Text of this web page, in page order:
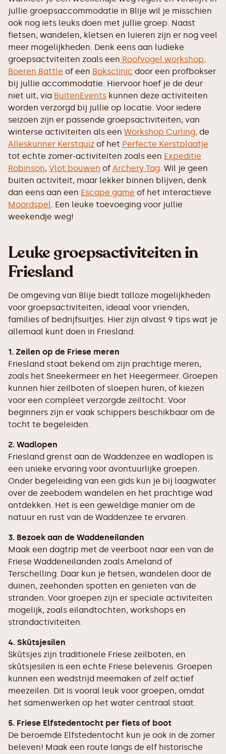
jullie groepsaccommodatie in Blije wil je misschien
ook nog iets leuks doen met jullie groep. Naast
fietsen, wandelen, kletsen en luieren zijn er nog veel
meer mogelijkheden. Denk eens aan ludieke
groepsactviteiten zoals een Roofvogel workshop,
Boeren Battle of een Boksclinic door een profbokser
bij jullie accommodatie. Hiervoor hoef je de deur
niet uit, via BuitenEvents kunnen deze activiteiten
worden verzorgd bij jullie op locatie. Voor iedere
seizoen zijn er passende groepsactiviteiten, van
winterse activiteiten als een Workshop Curling, de
Alleskunner Kerstquiz of het Perfecte Kerstplaatje
tot echte zomer-activiteiten zoals een Expeditie
Robinson, Vlot bouwen of Archery Tag. Wil je geen
buiten activiteit, maar lekker binnen blijven, denk
dan eens aan een Escape game of het interactieve
Moordspel. Een leuke toevoeging voor jullie
weekendje weg!
Leuke groepsactiviteiten in
Friesland
De omgeving van Blije biedt talloze mogelijkheden
voor groepsactiviteiten, ideaal voor vrienden,
families of bedrijfsuitjes. Hier zijn alvast 9 tips wat je
allemaal kunt doen in Friesland:
1. Zeilen op de Friese meren
Friesland staat bekend om zijn prachtige meren,
zoals het Sneekermeer en het Heegermeer. Groepen
kunnen hier zeilboten of sloepen huren, of kiezen
voor een compleet verzorgde zeiltocht. Voor
beginners zijn er vaak schippers beschikbaar om de
tocht te begeleiden.
2. Wadlopen
Friesland grenst aan de Waddenzee en wadlopen is
een unieke ervaring voor avontuurlijke groepen.
Onder begeleiding van een gids kun je bij laagwater
over de zeebodem wandelen en het prachtige wad
ontdekken. Het is een geweldige manier om de
natuur en rust van de Waddenzee te ervaren.
3. Bezoek aan de Waddeneilanden
Maak een dagtrip met de veerboot naar een van de
Friese Waddeneilanden zoals Ameland of
Terschelling. Daar kun je fietsen, wandelen door de
duinen, zeehonden spotten en genieten van de
stranden. Voor groepen zijn er speciale activiteiten
mogelijk, zoals eilandtochten, workshops en
strandactiviteiten.
4. Skûtsjesilen
Skûtsjes zijn traditionele Friese zeilboten, en
skûtsjesilen is een echte Friese belevenis. Groepen
kunnen een wedstrijd meemaken of zelf actief
meezeilen. Dit is vooral leuk voor groepen, omdat
het samenwerken op het water centraal staat.
5. Friese Elfstedentocht per fiets of boot
De beroemde Elfstedentocht kun je ook in de zomer
beleven! Maak een route langs de elf historische